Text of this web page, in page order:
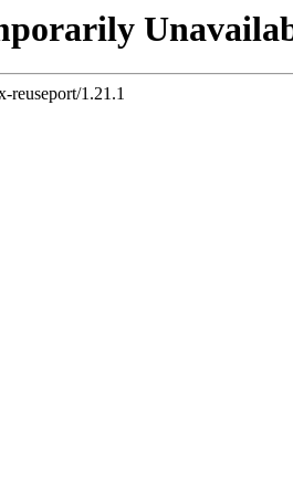
reuseport/1.21.1